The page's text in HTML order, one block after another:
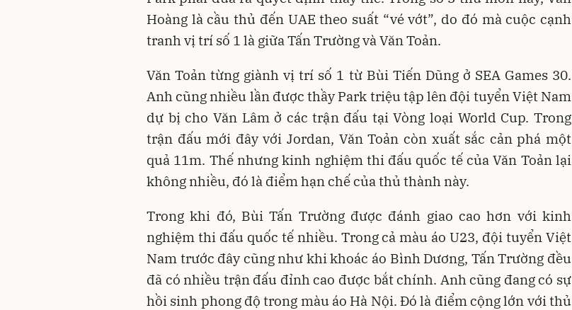
Hoàng là cầu thủ đến UAE theo suất “vé vớt”, do đó mà cuộc cạnh
tranh vị trí số 1 là giữa Tấn Trường và Văn Toản.
Văn Toản từng giành vị trí số 1 từ Bùi Tiến Dũng ở SEA Games 30.
Anh cũng nhiều lần được thầy Park triệu tập lên đội tuyển Việt Nam
dự bị cho Văn Lâm ở các trận đấu tại Vòng loại World Cup. Trong
trận đấu mới đây với Jordan, Văn Toản còn xuất sắc cản phá một
quả 11m. Thế nhưng kinh nghiệm thi đấu quốc tế của Văn Toản lại
không nhiều, đó là điểm hạn chế của thủ thành này.
Trong khi đó, Bùi Tấn Trường được đánh giao cao hơn với kinh
nghiệm thi đấu quốc tế nhiều. Trong cả màu áo U23, đội tuyển Việt
Nam trước đây cũng như khi khoác áo Bình Dương, Tấn Trường đều
đã có nhiều trận đấu đỉnh cao được bắt chính. Anh cũng đang có sự
hồi sinh phong độ trong màu áo Hà Nội. Đó là điểm cộng lớn với thủ